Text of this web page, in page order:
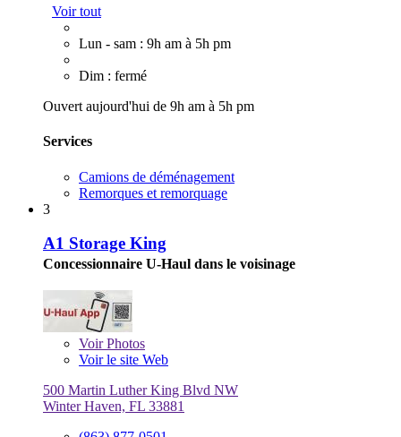
Voir tout
Lun - sam : 9h am à 5h pm
Dim : fermé
Ouvert aujourd'hui de 9h am à 5h pm
Services
Camions de déménagement
Remorques et remorquage
3
A1 Storage King
Concessionnaire U-Haul dans le voisinage
VoirPhotos
Voir le site Web
500 Martin Luther King Blvd NW
Winter Haven, FL 33881